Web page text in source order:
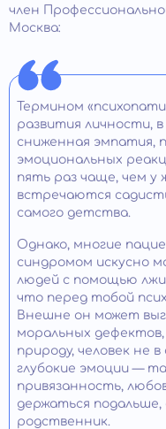
член
Москва:
Термином
развития личности,
сниженная эмпатия,
эмоциональных
пять раз чаще, чем у
встречаются
самого детства.
Однако, многие
синдромом искусно
людей с помощью лжи
что перед тобой
Внешне он может
моральных
природу, человек не
глубокие эмоции —
привязанность,
держаться подальше,
родственник.